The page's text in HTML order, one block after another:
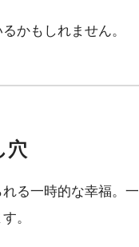
かもしれません。
穴
る一時的な幸福。一
。